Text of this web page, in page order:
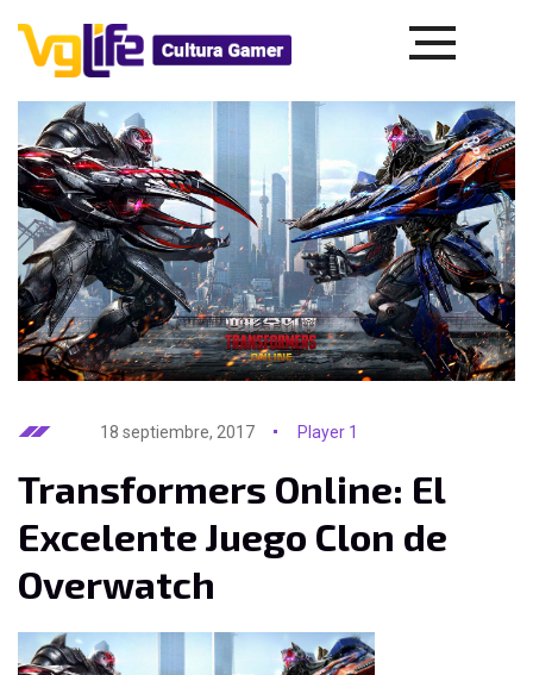
18 septiembre, 2017 Player 1
Transformers Online: El
Excelente Juego Clon de
Overwatch